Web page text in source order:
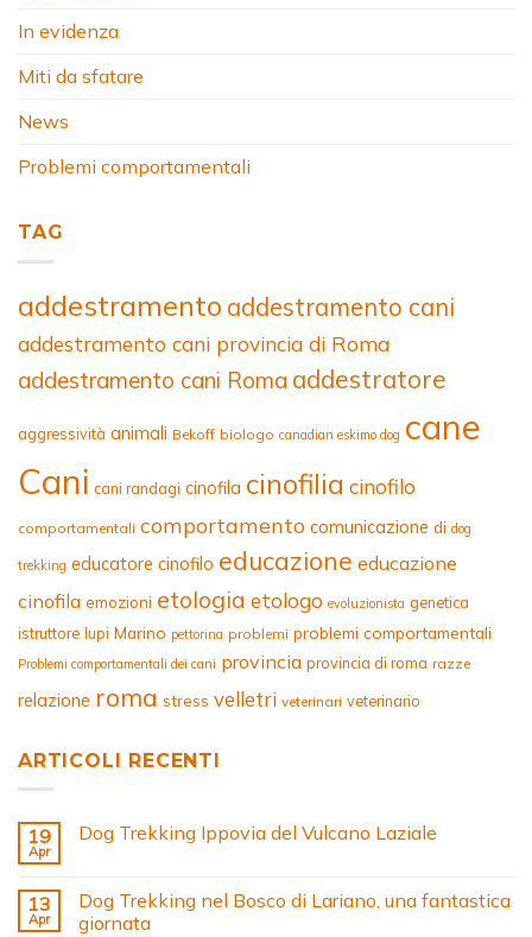
In evidenza
Miti da sfatare
News
Problemi comportamentali
TAG
addestramento addestramento cani
addestramento cani provincia di Roma
addestramento cani Roma addestratore
aggressività animali Bekoff biologo canadian eskimo dog cane
Cani cani randagi cinofila cinofilia cinofilo
comportamentali comportamento comunicazione di dog
trekking educatore cinofilo educazione educazione
cinofila emozioni etologia etologo evoluzionista genetica
istruttore lupi Marino pettorina problemi problemi comportamentali
Problemi comportamentali dei cani provincia provincia di roma razze
relazione roma stress velletri veterinari veterinario
ARTICOLI RECENTI
19
Apr
Dog Trekking Ippovia del Vulcano Laziale
13
Apr
Dog Trekking nel Bosco di Lariano, una fantastica
giornata